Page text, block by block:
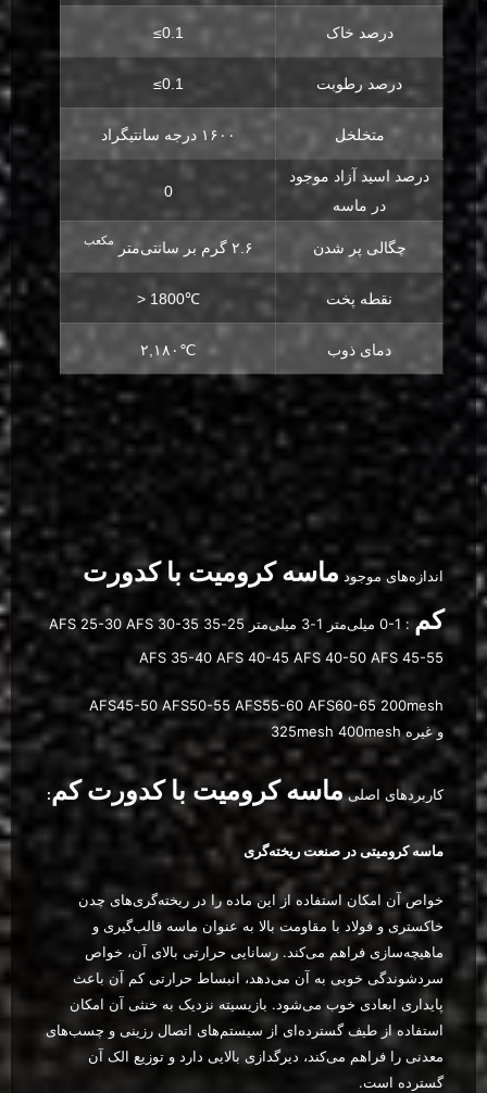
درصد خاک ≤0.1
درصد رطوبت ≤0.1
متخلخل ۱۶۰۰ درجه سانتیگراد
درصد اسید آزاد موجود
در ماسه
0
چگالی پر شدن ۲.۶ گرم بر سانتی‌متر مکعب
نقطه پخت > 1800℃
دمای ذوب ۲,۱۸۰℃
اندازه‌های موجود ماسه کرومیت با کدورت
کم
: 0-1 میلی‌متر 1-3 میلی‌متر 25-35 AFS 25-30 AFS 30-35
AFS 35-40 AFS 40-45 AFS 40-50 AFS 45-55
AFS45-50 AFS50-55 AFS55-60 AFS60-65 200mesh
325mesh 400mesh و غیره
کاربردهای اصلیماسه کرومیت با کدورت کم:
ماسه کرومیتی در صنعت ریخته‌گری
خواص آن امکان استفاده از این ماده را در ریخته‌گری‌های چدن
خاکستری و فولاد با مقاومت بالا به عنوان ماسه قالب‌گیری و
ماهیچه‌سازی فراهم می‌کند. رسانایی حرارتی بالای آن، خواص
سردشوندگی خوبی به آن می‌دهد، انبساط حرارتی کم آن باعث
پایداری ابعادی خوب می‌شود. بازیسیته نزدیک به خنثی آن امکان
استفاده از طیف گسترده‌ای از سیستم‌های اتصال رزینی و چسب‌های
معدنی را فراهم می‌کند، دیرگدازی بالایی دارد و توزیع الک آن
گسترده است.